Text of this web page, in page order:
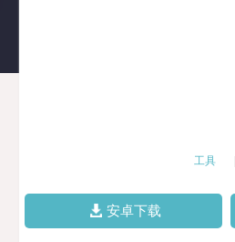
工具
安卓下载